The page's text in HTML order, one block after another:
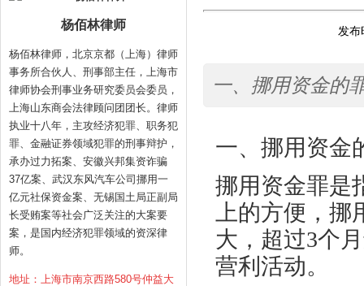
杨佰林律师
杨佰林律师，北京京都（上海）律师
事务所合伙人、刑事部主任，上海市
律师协会刑事业务研究委员会委员，
上海山东商会法律顾问团团长。律师
执业十八年，主攻经济犯罪、职务犯
罪、金融证券领域犯罪的刑事辩护，
承办过力拓案、安徽兴邦集资诈骗
37亿案、武汉东风汽车公司挪用一
亿元社保资金案、无锡国土局正副局
长受贿案等社会广泛关注的大案要
案，是国内经济犯罪领域的资深律
师。
地址：上海市南京西路580号仲益大
发
一、挪用资金的
一、 挪用资金
挪用资金罪是
上的方便，
大，超过3个
营利活动。